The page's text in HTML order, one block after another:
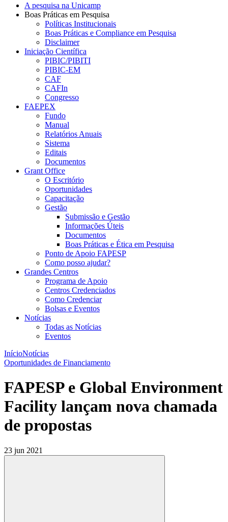
A pesquisa na Unicamp
Boas Práticas em Pesquisa
Políticas Institucionais
Boas Práticas e Compliance em Pesquisa
Disclaimer
Iniciação Científica
PIBIC/PIBITI
PIBIC-EM
CAF
CAFIn
Congresso
FAEPEX
Fundo
Manual
Relatórios Anuais
Sistema
Editais
Documentos
Grant Office
O Escritório
Oportunidades
Capacitação
Gestão
Submissão e Gestão
Informações Úteis
Documentos
Boas Práticas e Ética em Pesquisa
Ponto de Apoio FAPESP
Como posso ajudar?
Grandes Centros
Programa de Apoio
Centros Credenciados
Como Credenciar
Bolsas e Eventos
Notícias
Todas as Notícias
Eventos
InícioNotícias
Oportunidades de Financiamento
FAPESP e Global Environment
Facility lançam nova chamada
de propostas
23 jun 2021